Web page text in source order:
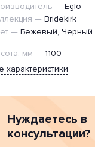
— Eglo
— Bridekirk
— Бежевый, Черный
мм — 1100
характеристики
Нуждаетесь в
консультации?